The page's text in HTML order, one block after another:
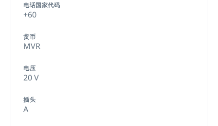
电话国家代码
+60
货币
MVR
电压
20 V
插头
A